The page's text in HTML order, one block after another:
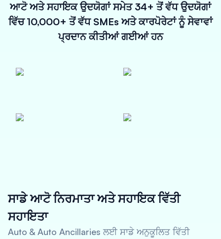
ਆਕਰਸ਼ਕ ਵਿਆਜ ਦਰਾਂ
48 ਘੰਟਿਆਂ ਦੇ ਅੰਦਰ ਪ੍ਰਵਾਨਗੀ
ਹੁਣੇ ਆਪਣੀ ਯੋਗਤਾ ਦੀ ਜਾਂਚ ਕਰੋ
ਆਟੋ ਅਤੇ ਸਹਾਇਕ ਉਦਯੋਗਾਂ ਸਮੇਤ 34+ ਤੋਂ ਵੱਧ ਉਦਯੋਗਾਂ
ਵਿੱਚ 10,000+ ਤੋਂ ਵੱਧ SMEs ਅਤੇ ਕਾਰਪੋਰੇਟਾਂ ਨੂੰ ਸੇਵਾਵਾਂ
ਪ੍ਰਦਾਨ ਕੀਤੀਆਂ ਗਈਆਂ ਹਨ
ਸਾਡੇ ਆਟੋ ਨਿਰਮਾਤਾ ਅਤੇ ਸਹਾਇਕ ਵਿੱਤੀ
ਸਹਾਇਤਾ
Auto & Auto Ancillaries ਲਈ ਸਾਡੇ ਅਨੁਕੂਲਿਤ ਵਿੱਤੀ